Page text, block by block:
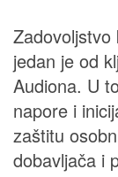
jedan je od
Audiona. U
napore i
zaštitu
dobavljača i